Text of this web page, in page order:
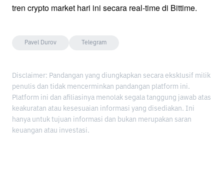
tren crypto market hari ini secara real-time di Bittime.
Pavel Durov Telegram
Disclaimer: Pandangan yang diungkapkan secara eksklusif milik
penulis dan tidak mencerminkan pandangan platform ini.
Platform ini dan afiliasinya menolak segala tanggung jawab atas
keakuratan atau kesesuaian informasi yang disediakan. Ini
hanya untuk tujuan informasi dan bukan merupakan saran
keuangan atau investasi.